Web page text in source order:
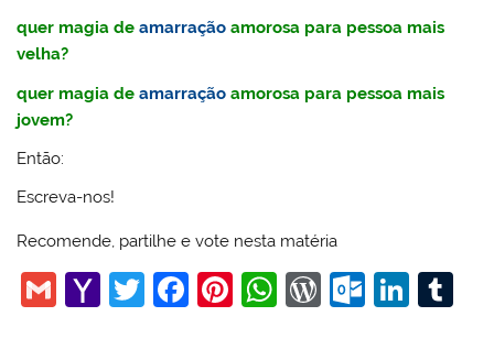
quer magia deamarração amorosa para pessoa mais
velha?
quer magia deamarração amorosa para pessoa mais
jovem?
Então:
Escreva-nos!
Recomende, partilhe e vote nesta matéria
G
Y
T
F
Pi W W O
Li